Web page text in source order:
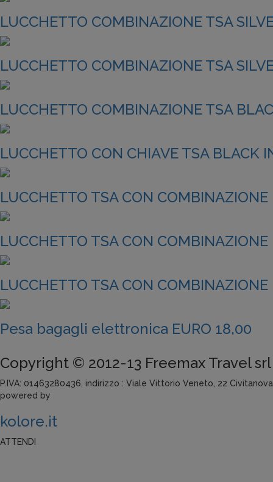
LUCCHETTO COMBINAZIONE TSA
LUCCHETTO COMBINAZIONE TSA
LUCCHETTO COMBINAZIONE TSA
LUCCHETTO CON CHIAVE TSA BLACK
LUCCHETTO TSA CON
LUCCHETTO TSA CON
LUCCHETTO TSA CON
Pesa bagagli elettronica EURO 18,00
Copyright © 2012-13 Freemax Travel srl
P.IVA: 01463280436, indirizzo : Viale Vittorio Veneto, 22
powered by
kolore.it
ATTENDI